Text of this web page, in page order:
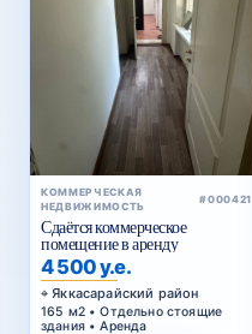
КОММЕРЧЕСКАЯ
НЕДВИЖИМОСТЬ
#000421
Сдаётся коммерческое
помещение в аренду
4 500 у.е.
Яккасарайский район
165 м2 • Отдельно стоящие
здания • Аренда